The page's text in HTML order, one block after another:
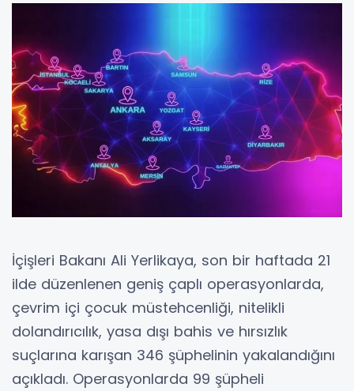
İçişleri Bakanı Ali Yerlikaya, son bir haftada 21
ilde düzenlenen geniş çaplı operasyonlarda,
çevrim içi çocuk müstehcenliği, nitelikli
dolandırıcılık, yasa dışı bahis ve hırsızlık
suçlarına karışan 346 şüphelinin yakalandığını
açıkladı. Operasyonlarda 99 şüpheli